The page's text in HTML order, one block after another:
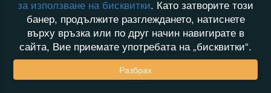
за използване на бисквитки. Като затворите този
банер, продължите разглеждането, натиснете
върху връзка или по друг начин навигирате в
сайта, Вие приемате употребата на „бисквитки“.
Разбрах